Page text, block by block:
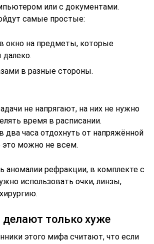
или с документами.
самые простые:
окно на предметы, которые
в разные стороны.
не напрягают, на них не нужно
время в расписании.
два часа отдохнуть от напряжённой
можно не всем.
аномалии рефракции, в комплекте с
использовать очки, линзы,
только хуже
этого мифа считают, что если